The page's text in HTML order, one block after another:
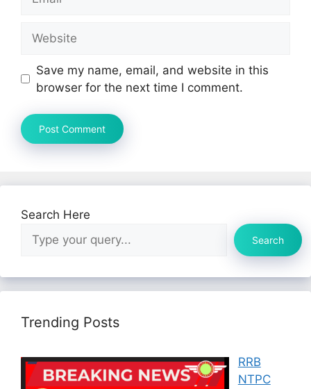
Save my name, email, and website in this
browser for the next time I comment.
Search Here
Search
Trending Posts
RRB
NTPC